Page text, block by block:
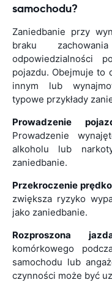
samochodu?
Zaniedbanie przy
braku
odpowiedzialności
pojazdu. Obejmuje to
innym lub
typowe przykłady
Prowadzenie
Prowadzenie
alkoholu lub
zaniedbanie.
Przekroczenie
zwiększa ryzyko
jako zaniedbanie.
Rozproszona
komórkowego
samochodu lub
czynności może być